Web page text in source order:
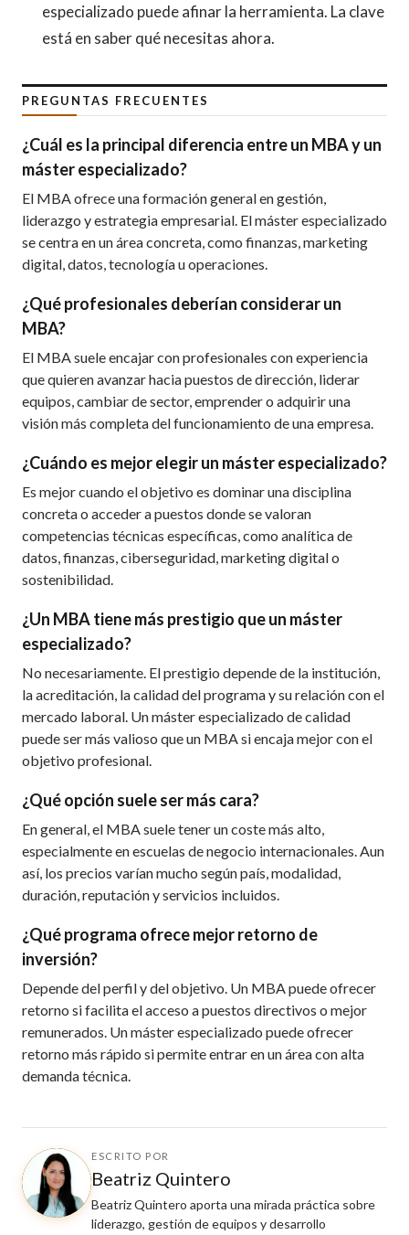
especializado puede afinar la herramienta. La clave
está en saber qué necesitas ahora.
PREGUNTAS FRECUENTES
¿Cuál es la principal diferencia entre un MBA y un
máster especializado?
El MBA ofrece una formación general en gestión,
liderazgo y estrategia empresarial. El máster especializado
se centra en un área concreta, como finanzas, marketing
digital, datos, tecnología u operaciones.
¿Qué profesionales deberían considerar un
MBA?
El MBA suele encajar con profesionales con experiencia
que quieren avanzar hacia puestos de dirección, liderar
equipos, cambiar de sector, emprender o adquirir una
visión más completa del funcionamiento de una empresa.
¿Cuándo es mejor elegir un máster especializado?
Es mejor cuando el objetivo es dominar una disciplina
concreta o acceder a puestos donde se valoran
competencias técnicas específicas, como analítica de
datos, finanzas, ciberseguridad, marketing digital o
sostenibilidad.
¿Un MBA tiene más prestigio que un máster
especializado?
No necesariamente. El prestigio depende de la institución,
la acreditación, la calidad del programa y su relación con el
mercado laboral. Un máster especializado de calidad
puede ser más valioso que un MBA si encaja mejor con el
objetivo profesional.
¿Qué opción suele ser más cara?
En general, el MBA suele tener un coste más alto,
especialmente en escuelas de negocio internacionales. Aun
así, los precios varían mucho según país, modalidad,
duración, reputación y servicios incluidos.
¿Qué programa ofrece mejor retorno de
inversión?
Depende del perfil y del objetivo. Un MBA puede ofrecer
retorno si facilita el acceso a puestos directivos o mejor
remunerados. Un máster especializado puede ofrecer
retorno más rápido si permite entrar en un área con alta
demanda técnica.
ESCRITO POR
Beatriz Quintero
Beatriz Quintero aporta una mirada práctica sobre
liderazgo, gestión de equipos y desarrollo